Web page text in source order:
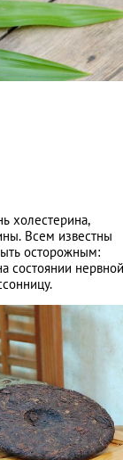
холестерина,
Всем известны
осторожным:
состоянии нервной